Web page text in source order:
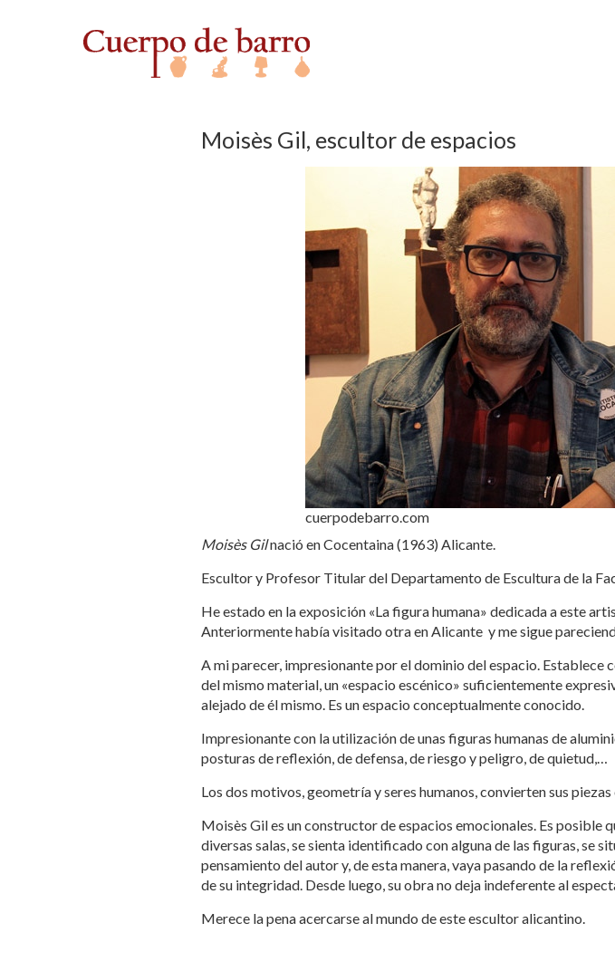
Moisès Gil, escultor de espacios
cuerpodebarro.com
Moisès Gilnació en Cocentaina (1963) Alicante.
Escultor y Profesor Titular del Departamento de Escultura de la
He estado en la exposición «La figura humana» dedicada a este
Anteriormente había visitado otra en Alicante y me sigue
A mi parecer, impresionante por el dominio del espacio.
del mismo material, un «espacio escénico» suficientemente
alejado de él mismo. Es un espacio conceptualmente conocido.
Impresionante con la utilización de unas figuras humanas de
posturas de reflexión, de defensa, de riesgo y peligro, de quietud,…
Los dos motivos, geometría y seres humanos, convierten sus
Moisès Gil es un constructor de espacios emocionales. Es posible
diversas salas, se sienta identificado con alguna de las figuras, se
pensamiento del autor y, de esta manera, vaya pasando de la
de su integridad. Desde luego, su obra no deja indeferente al
Merece la pena acercarse al mundo de este escultor alicantino.